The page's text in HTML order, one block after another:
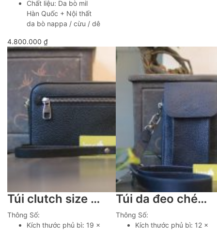
Chất liệu: Da bò mil
Hàn Quốc + Nội thất
da bò nappa / cừu / dê
4.800.000 ₫
Túi clutch size 19 da togo Italia khâu tay thủ công Lano CLTK030
Thông Số:
Kích thước phủ bì: 19 x
Túi da đeo chéo khâu tay thủ công nhỏ gọn tiện lợi Lano TDH06
Thông Số:
Kích thước phủ bì: 12 x